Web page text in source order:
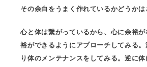
その余白をうまく作れているかどうかは
心と体は繋がっているから、心に余裕
裕ができるようにアプローチしてみる
り体のメンテナンスをしてみる。逆に